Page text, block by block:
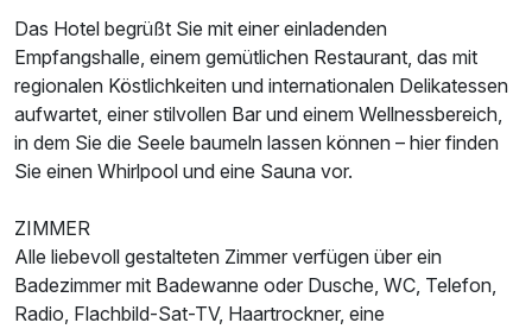
Doppelzimmer mit Balkon
2 Erwachsene
Das Hotel begrüßt Sie mit einer einladenden
Empfangshalle, einem gemütlichen Restaurant, das mit
regionalen Köstlichkeiten und internationalen Delikatessen
aufwartet, einer stilvollen Bar und einem Wellnessbereich,
in dem Sie die Seele baumeln lassen können – hier finden
Sie einen Whirlpool und eine Sauna vor.
ZIMMER
Alle liebevoll gestalteten Zimmer verfügen über ein
Badezimmer mit Badewanne oder Dusche, WC, Telefon,
Radio, Flachbild-Sat-TV, Haartrockner, eine